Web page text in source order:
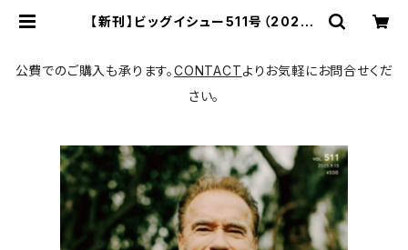
【新刊】ビッグイシュー511号（2025-
インタビュー：アーノルド・シュワルツ
ェネッガー／滝田明日香のケニア便り
| 書肆猫に縁側
公費でのご購入も承ります。CONTACTよりお気軽にお問合せくだ
さい。